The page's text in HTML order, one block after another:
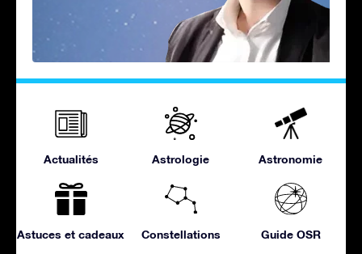
Actualités Astrologie Astronomie
Astuces et cadeaux Constellations Guide OSR